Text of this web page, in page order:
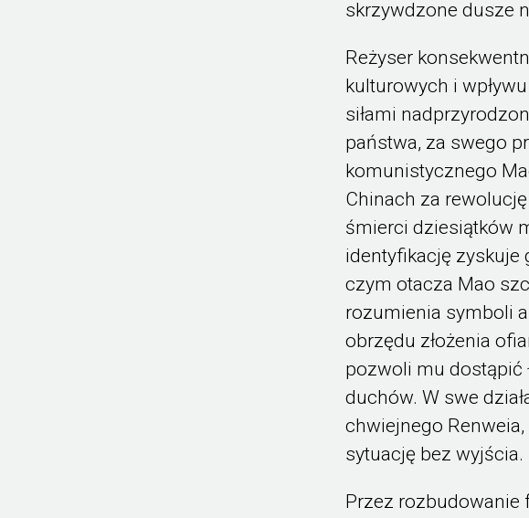
skrzywdzone dusze
Reżyser
kulturowych i
siłami
państwa, za swego
komunistycznego
Chinach za
śmierci dziesiątków
identyfikację zyskuje
czym otacza Mao
rozumienia symboli
obrzędu złożenia
pozwoli mu dostąpić
duchów. W swe
chwiejnego
sytuację bez wyjścia.
Przez rozbudowanie